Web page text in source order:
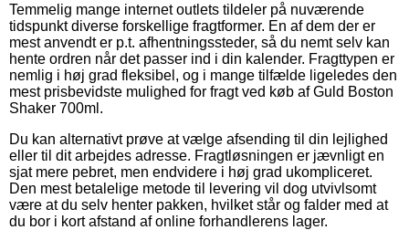
Temmelig mange internet outlets tildeler på nuværende
tidspunkt diverse forskellige fragtformer. En af dem der er
mest anvendt er p.t. afhentningssteder, så du nemt selv kan
hente ordren når det passer ind i din kalender. Fragttypen er
nemlig i høj grad fleksibel, og i mange tilfælde ligeledes den
mest prisbevidste mulighed for fragt ved køb af Guld Boston
Shaker 700ml.
Du kan alternativt prøve at vælge afsending til din lejlighed
eller til dit arbejdes adresse. Fragtløsningen er jævnligt en
sjat mere pebret, men endvidere i høj grad ukompliceret.
Den mest betalelige metode til levering vil dog utvivlsomt
være at du selv henter pakken, hvilket står og falder med at
du bor i kort afstand af online forhandlerens lager.